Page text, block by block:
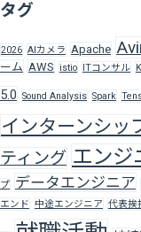
タグ
2026 AIカメラ Apache
ーム AWS istio ITコンサル
5.0 Sound Analysis Spark
インターンシッ
ティング エンジ
プ データエンジニア
エンド
中途エンジニア 代表挨